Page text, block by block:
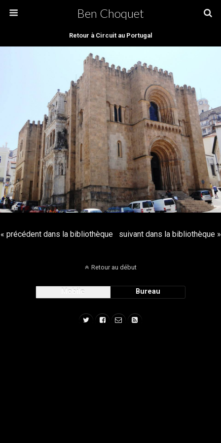
Ben Choquet
Retour à Circuit au Portugal
« précédent dans la bibliothèque suivant dans la bibliothèque »
Retour au début
Mobile Bureau